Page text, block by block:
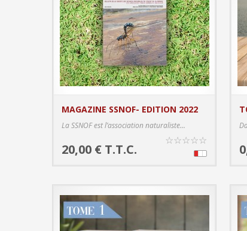
MAGAZINE SSNOF- EDITION 2022
La SSNOF est l’association naturaliste...
20,00 € T.T.C.
☆☆☆☆☆